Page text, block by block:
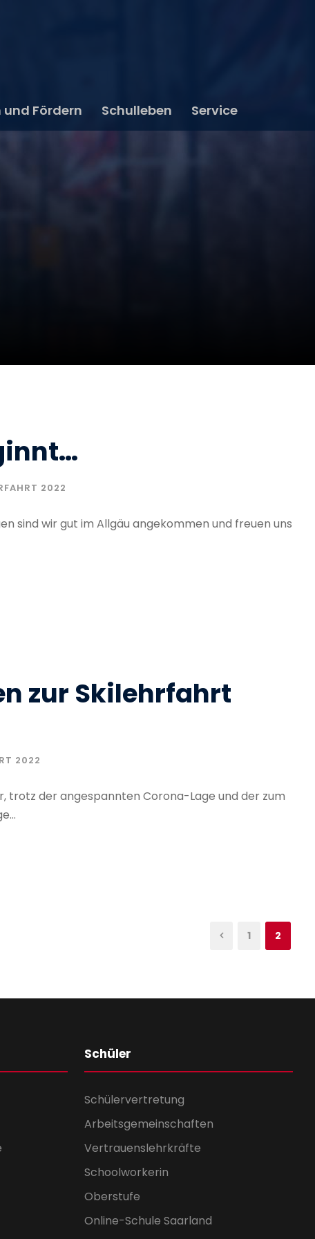
und Fördern Schulleben Service
2022
sind wir gut im Allgäu angekommen und freuen uns
zur Skilehrfahrt
2022
trotz der angespannten Corona-Lage und der zum
1 2
Schüler
Schülervertretung
Arbeitsgemeinschaften
Vertrauenslehrkräfte
Schoolworkerin
Oberstufe
Online-Schule Saarland